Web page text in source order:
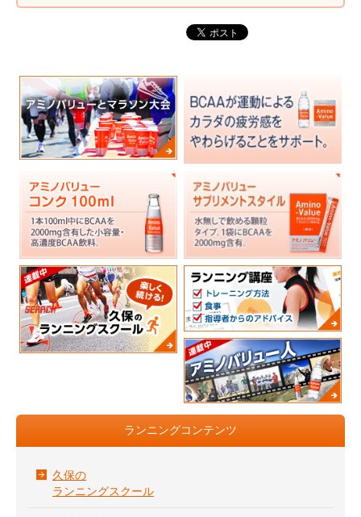
ランニングコンテンツ
久保の
ランニングスクール